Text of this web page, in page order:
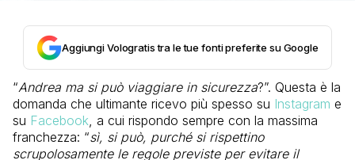
Aggiungi Vologratis tra le tue fonti preferite su Google
“Andrea ma si può viaggiare in sicurezza?”. Questa è la
domanda che ultimante ricevo più spesso su Instagram e
su Facebook, a cui rispondo sempre con la massima
franchezza: “sì, si può, purché si rispettino
scrupolosamente le regole previste per evitare il